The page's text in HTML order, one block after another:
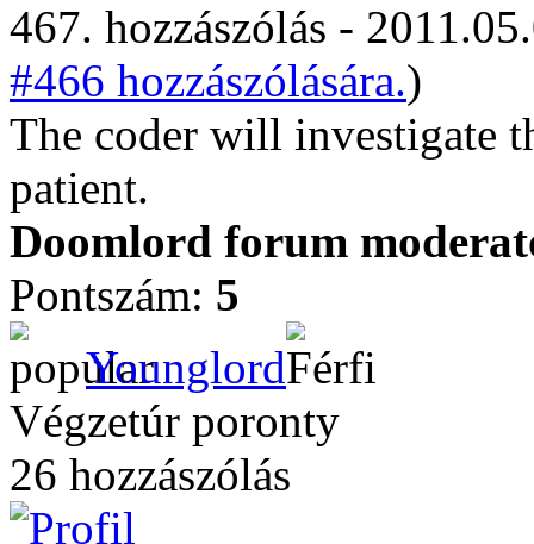
467. hozzászólás -
#466 hozzászólására.)
The coder will investigate
patient.
Doomlord forum
Pontszám: 5
Younglord
Végzetúr poronty
26 hozzászólás